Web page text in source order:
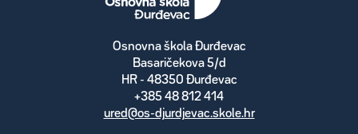
Osnovna škola Đurđevac
Basaričekova 5/d
HR - 48350 Đurđevac
+385 48 812 414
ured@os-djurdjevac.skole.hr